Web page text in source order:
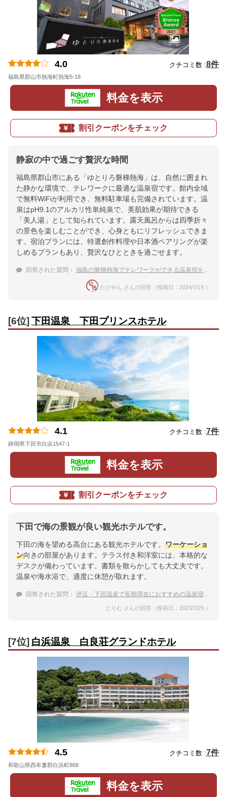
4.0 クチコミ数 :8件
福島県郡山市熱海町熱海5-18
料金を表示
割引クーポンをチェック
静寂の中で過ごす贅沢な時間
福島県郡山市にある「ゆとりろ磐梯熱海」は、自然に囲まれ
た静かな環境で、テレワークに最適な温泉宿です。館内全域
で無料WiFiが利用でき、無料駐車場も完備されています。温
泉はpH9.1のアルカリ性単純泉で、美肌効果が期待できる
「美人湯」として知られています。露天風呂からは四季折々
の景色を楽しむことができ、心身ともにリフレッシュできま
す。宿泊プランには、特選創作料理や日本酒ペアリングが楽
しめるプランもあり、贅沢なひとときを過ごせます。
回答された質問： 福島の磐梯熱海でテレワークができる温泉宿を教えてほしい
たけやん さんの回答（投稿日：2024/7/19 ）
[6位]下田温泉 下田プリンスホテル
4.1 クチコミ数 :7件
静岡県下田市白浜1547-1
料金を表示
割引クーポンをチェック
下田で海の景観が良い観光ホテルです。
下田の海を望める高台にある観光ホテルです。 ワーケーショ
ン向きの部屋があります。テラス付き和洋室には、本格的な
デスクが備わっています。書類を散らかしても大丈夫です。
温泉や海水浴で、適度に休憩が取れます。
回答された質問： 伊豆・下田温泉で長期滞在におすすめの温泉宿を教えて！
とりむ さんの回答（投稿日：2023/3/29 ）
[7位] 白浜温泉 白良荘グランドホテル
4.5 クチコミ数 :7件
和歌山県西牟婁郡白浜町868
料金を表示